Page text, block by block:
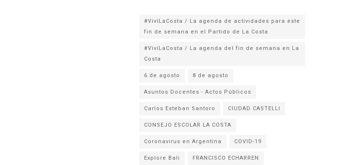
#VivíLaCosta / La agenda de actividades para este
fin de semana en el Partido de La Costa
#VivíLaCosta / La agenda del fin de semana en La
Costa
6 de agosto
8 de agosto
Asuntos Docentes - Actos Públicos
Carlos Esteban Santoro
CIUDAD CASTELLI
CONSEJO ESCOLAR LA COSTA
Coronavirus en Argentina
COVID-19
Explore Bali
FRANCISCO ECHARREN